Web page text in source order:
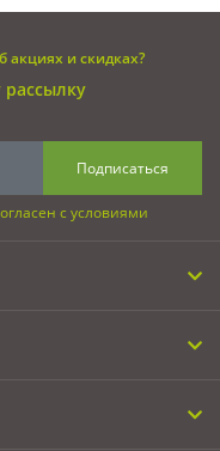
акциях и скидках?
Подписаться
с условиями